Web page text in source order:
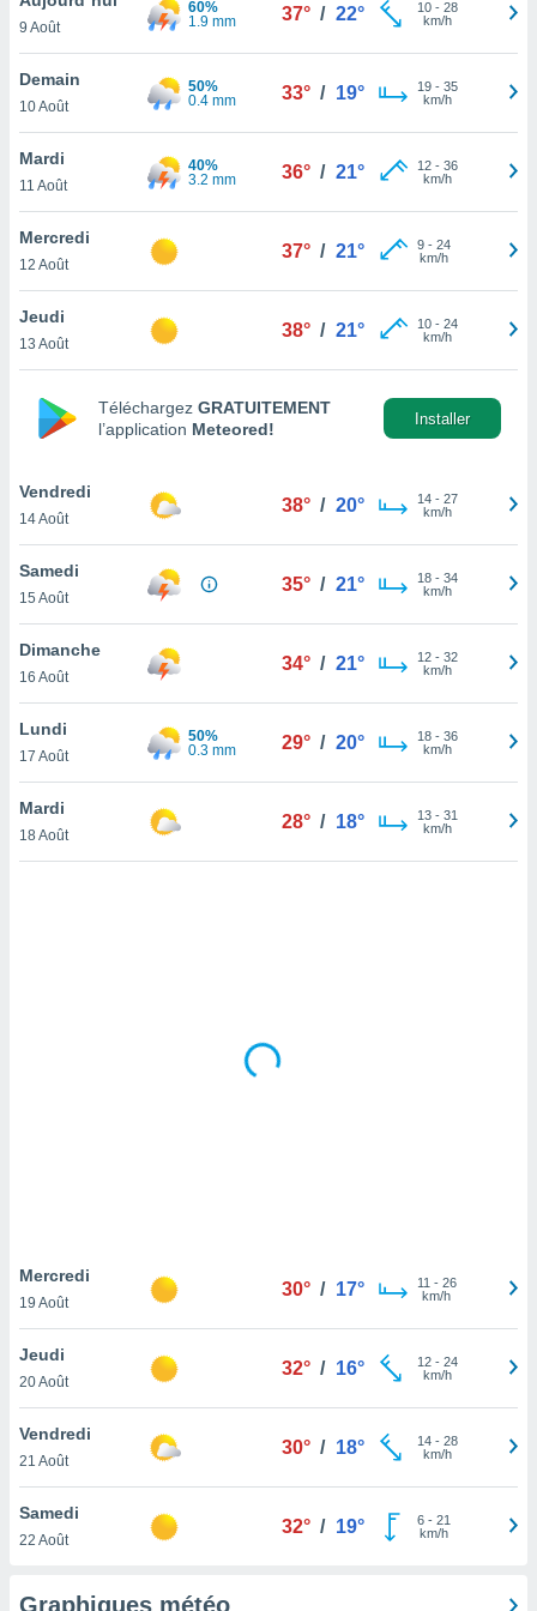
et
»,
au
vous
qu'ils
ou
le
ainsi
un
la
du
votre
à
en
le
notre
que
et que
9 Août
60%
1.9 mm
37° / 22° 10- 28
km/h
Demain
10 Août
50%
0.4 mm
33° / 19° 19- 35
km/h
Mardi
11 Août
40%
3.2 mm
36° / 21° 12- 36
km/h
Mercredi
12 Août
37° / 21° 9- 24
km/h
Jeudi
13 Août
38° / 21° 10- 24
km/h
Téléchargez GRATUITEMENT
l’application Meteored!
Installer
Vendredi
14 Août
38° / 20° 14- 27
km/h
Samedi
15 Août
35° / 21° 18- 34
km/h
Dimanche
16 Août
34° / 21° 12- 32
km/h
Lundi
17 Août
50%
0.3 mm
29° / 20° 18- 36
km/h
Mardi
18 Août
28° / 18° 13- 31
km/h
Mercredi
19 Août
30° / 17° 11 - 26
km/h
Jeudi
20 Août
32° / 16° 12- 24
km/h
Vendredi
21 Août
30° / 18° 14- 28
km/h
Samedi
22 Août
32° / 19° 6- 21
km/h
Graphiques météo